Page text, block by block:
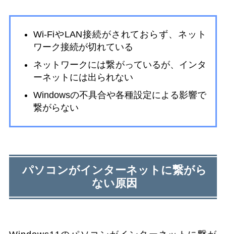
Wi-FiやLAN接続がされておらず、ネット
ワーク接続が切れている
ネットワークには繋がっているが、インタ
ーネットには出られない
Windowsの不具合や各種設定による影響で
繋がらない
パソコンがインターネットに繋がら
ない原因